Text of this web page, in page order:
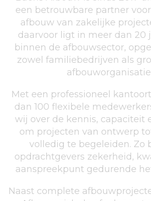
een betrouwbare partner
afbouw van zakelijke
daarvoor ligt in meer dan 20
binnen de afbouwsector,
zowel familiebedrijven als
Met een professioneel
dan 100 flexibele
wij over de kennis, capaciteit
om projecten van ontwerp
volledig te begeleiden. Zo
opdrachtgevers zekerheid,
aanspreekpunt gedurende
Naast complete